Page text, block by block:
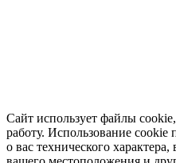
Сайт использует файлы
работу. Использование cookie
о вас технического